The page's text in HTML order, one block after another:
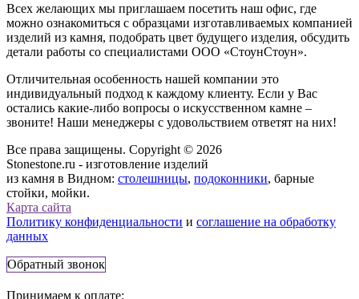
Всех желающих мы приглашаем посетить наш офис, где
можно ознакомиться с образцами изготавливаемых компанией
изделий из камня, подобрать цвет будущего изделия, обсудить
детали работы со специалистами ООО «СтоунСтоун».
Отличительная особенность нашей компании это
индивидуальный подход к каждому клиенту. Если у Вас
остались какие-либо вопросы о искусственном камне –
звоните! Наши менеджеры с удовольствием ответят на них!
Все права защищены. Copyright © 2026
Stonestone.ru - изготовление изделий
из камня в Видном: столешницы, подоконники, барные
стойки, мойки.
Карта сайта
Политику конфиденциальности и соглашение на обработку
данных
Обратный звонок
Принимаем к оплате: